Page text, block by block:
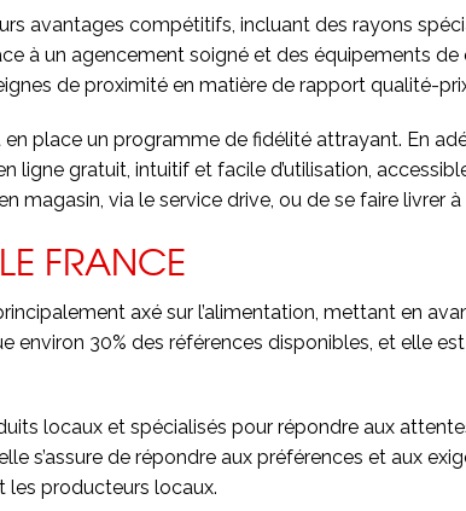
avantages compétitifs, incluant des rayons
à un agencement soigné et des équipements
de proximité en matière de rapport qualité-
place un programme de fidélité attrayant. En
ligne gratuit, intuitif et facile d’utilisation,
magasin, via le service drive, ou de se faire livrer
FRANCE
axé sur l’alimentation, mettant en
environ 30% des références disponibles, et elle
locaux et spécialisés pour répondre aux
s’assure de répondre aux préférences et aux
les producteurs locaux.